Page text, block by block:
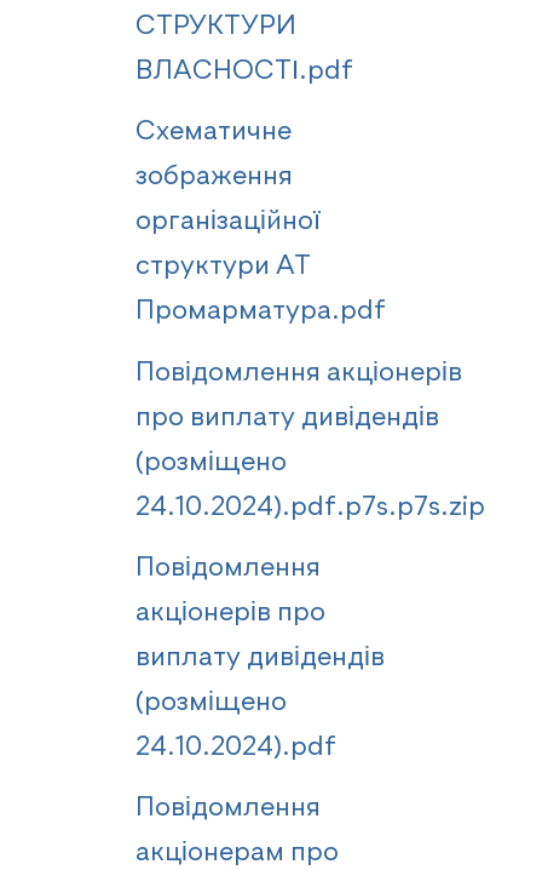
СТРУКТУРИ
ВЛАСНОСТІ.pdf
Схематичне
зображення
організаційної
структури АТ
Промарматура.pdf
Повідомлення акціонерів
про виплату дивідендів
(розміщено
24.10.2024).pdf.p7s.p7s.zip
Повідомлення
акціонерів про
виплату дивідендів
(розміщено
24.10.2024).pdf
Повідомлення
акціонерам про